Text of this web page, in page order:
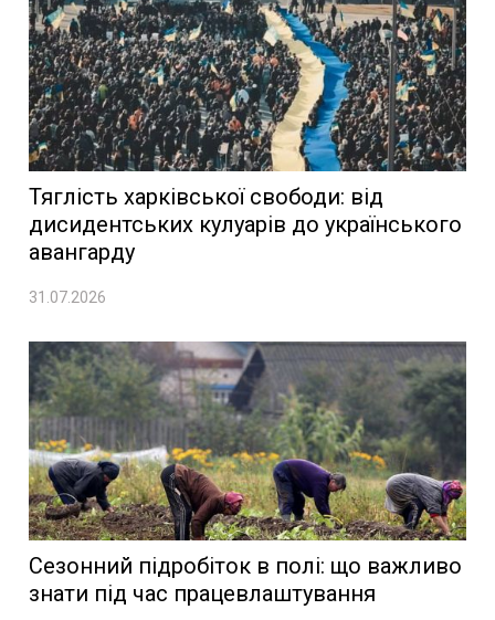
Тяглість харківської свободи: від
дисидентських кулуарів до українського
авангарду
31.07.2026
Сезонний підробіток в полі: що важливо
знати під час працевлаштування